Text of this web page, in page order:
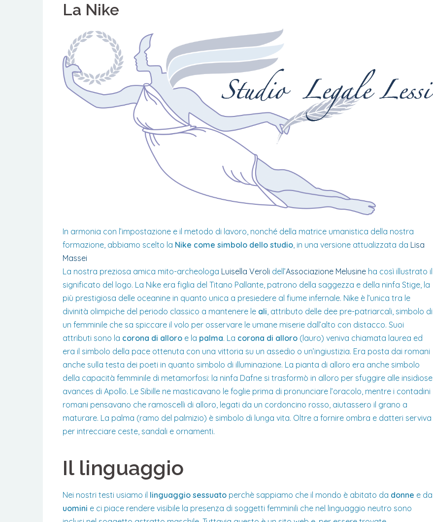
La Nike
In armonia con l’impostazione e il metodo di lavoro, nonché della matrice umanistica della nostra
formazione, abbiamo scelto la Nike come simbolo dello studio, in una versione attualizzata da Lisa
Massei
La nostra preziosa amica mito-archeologa Luisella Veroli dell’Associazione Melusine ha così illustrato il
significato del logo. La Nike era figlia del Titano Pallante, patrono della saggezza e della ninfa Stige, la
più prestigiosa delle oceanine in quanto unica a presiedere al fiume infernale. Nike è l’unica tra le
divinità olimpiche del periodo classico a mantenere le ali, attributo delle dee pre-patriarcali, simbolo di
un femminile che sa spiccare il volo per osservare le umane miserie dall’alto con distacco. Suoi
attributi sono la corona di alloro e la palma. La corona di alloro (lauro) veniva chiamata laurea ed
era il simbolo della pace ottenuta con una vittoria su un assedio o un’ingiustizia. Era posta dai romani
anche sulla testa dei poeti in quanto simbolo di illuminazione. La pianta di alloro era anche simbolo
della capacità femminile di metamorfosi: la ninfa Dafne si trasformò in alloro per sfuggire alle insidiose
avances di Apollo. Le Sibille ne masticavano le foglie prima di pronunciare l’oracolo, mentre i contadini
romani pensavano che ramoscelli di alloro, legati da un cordoncino rosso, aiutassero il grano a
maturare. La palma (ramo del palmizio) è simbolo di lunga vita. Oltre a fornire ombra e datteri serviva
per intrecciare ceste, sandali e ornamenti.
Il linguaggio
Nei nostri testi usiamo il linguaggio sessuato perchè sappiamo che il mondo è abitato da donne e da
uomini e ci piace rendere visibile la presenza di soggetti femminili che nel linguaggio neutro sono